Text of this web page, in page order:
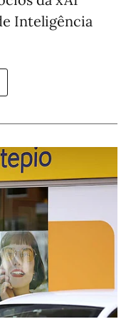
Inteligência